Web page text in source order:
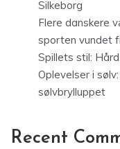
Silkeborg
Flere danskere
sporten vundet
Spillets stil:
Oplevelser i
sølvbrylluppet
Recent